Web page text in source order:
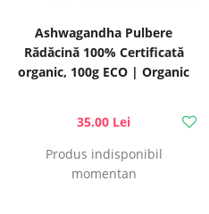
Ashwagandha Pulbere
Rădăcină 100% Certificată
organic, 100g ECO | Organic
35.00 Lei
Produs indisponibil
momentan